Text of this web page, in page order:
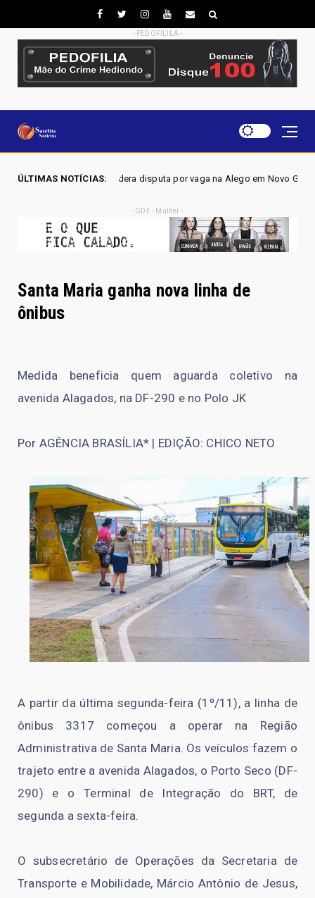
- PEDOFILILA -
ÚLTIMAS NOTÍCIAS:
lidera disputa por vaga na Alego em Novo Gama, aponta pesquisa
- GDF - Mulher -
Santa Maria ganha nova linha de
ônibus
Medida beneficia quem aguarda coletivo na
avenida Alagados, na DF-290 e no Polo JK
Por AGÊNCIA BRASÍLIA* | EDIÇÃO: CHICO NETO
A partir da última segunda-feira (1º/11), a linha de
ônibus 3317 começou a operar na Região
Administrativa de Santa Maria. Os veículos fazem o
trajeto entre a avenida Alagados, o Porto Seco (DF-
290) e o Terminal de Integração do BRT, de
segunda a sexta-feira.
O subsecretário de Operações da Secretaria de
Transporte e Mobilidade, Márcio Antônio de Jesus,